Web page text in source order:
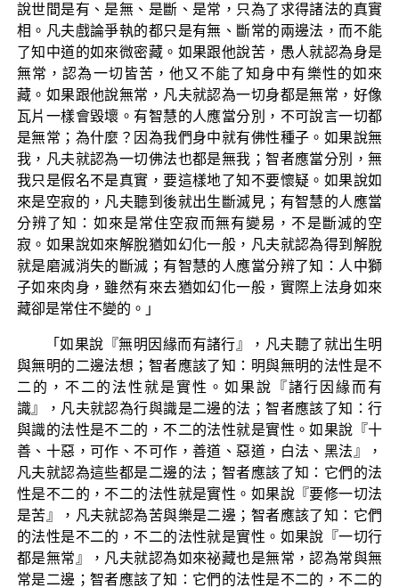
說世間是有、是無、是斷、是常，只為了求得諸法的真實
相。凡夫戲論爭執的都只是有無、斷常的兩邊法，而不能
了知中道的如來微密藏。如果跟他說苦，愚人就認為身是
無常，認為一切皆苦，他又不能了知身中有樂性的如來
藏。如果跟他說無常，凡夫就認為一切身都是無常，好像
瓦片一樣會毀壞。有智慧的人應當分別，不可說言一切都
是無常；為什麼？因為我們身中就有佛性種子。如果說無
我，凡夫就認為一切佛法也都是無我；智者應當分別，無
我只是假名不是真實，要這樣地了知不要懷疑。如果說如
來是空寂的，凡夫聽到後就出生斷滅見；有智慧的人應當
分辨了知：如來是常住空寂而無有變易，不是斷滅的空
寂。如果說如來解脫猶如幻化一般，凡夫就認為得到解脫
就是磨滅消失的斷滅；有智慧的人應當分辨了知：人中獅
子如來肉身，雖然有來去猶如幻化一般，實際上法身如來
藏卻是常住不變的。」
「如果說『無明因緣而有諸行』，凡夫聽了就出生明
與無明的二邊法想；智者應該了知：明與無明的法性是不
二的，不二的法性就是實性。如果說『諸行因緣而有
識』，凡夫就認為行與識是二邊的法；智者應該了知：行
與識的法性是不二的，不二的法性就是實性。如果說『十
善、十惡，可作、不可作，善道、惡道，白法、黑法』，
凡夫就認為這些都是二邊的法；智者應該了知：它們的法
性是不二的，不二的法性就是實性。如果說『要修一切法
是苦』，凡夫就認為苦與樂是二邊；智者應該了知：它們
的法性是不二的，不二的法性就是實性。如果說『一切行
都是無常』，凡夫就認為如來祕藏也是無常，認為常與無
常是二邊；智者應該了知：它們的法性是不二的，不二的